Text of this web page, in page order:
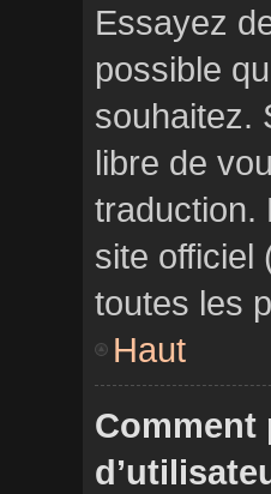
Essayez
possible
souhaitez.
libre de
traduction.
site officiel
toutes les
Haut
Comment